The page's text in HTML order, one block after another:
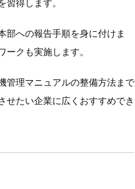
部への報告手順を身に付けま
クも実施します。
管理マニュアルの整備方法まで
せたい企業に広くおすすめでき